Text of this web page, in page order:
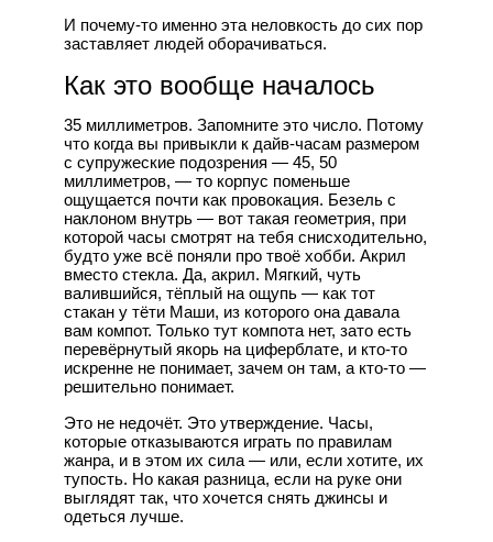
И почему-то именно эта неловкость до сих пор
заставляет людей оборачиваться.
Как это вообще началось
35 миллиметров. Запомните это число. Потому
что когда вы привыкли к дайв-часам размером
с супружеские подозрения — 45, 50
миллиметров, — то корпус поменьше
ощущается почти как провокация. Безель с
наклоном внутрь — вот такая геометрия, при
которой часы смотрят на тебя снисходительно,
будто уже всё поняли про твоё хобби. Акрил
вместо стекла. Да, акрил. Мягкий, чуть
валившийся, тёплый на ощупь — как тот
стакан у тёти Маши, из которого она давала
вам компот. Только тут компота нет, зато есть
перевёрнутый якорь на циферблате, и кто-то
искренне не понимает, зачем он там, а кто-то —
решительно понимает.
Это не недочёт. Это утверждение. Часы,
которые отказываются играть по правилам
жанра, и в этом их сила — или, если хотите, их
тупость. Но какая разница, если на руке они
выглядят так, что хочется снять джинсы и
одеться лучше.